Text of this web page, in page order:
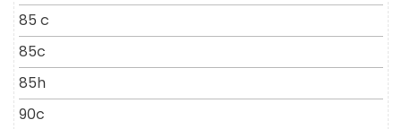
85 c
85c
85h
90c